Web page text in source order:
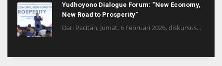
Yudhoyono Dialogue Forum: “New Economy,
New Road to Prosperity”
Dari Pacitan, Jumat, 6 Februari 2026, diskursus...